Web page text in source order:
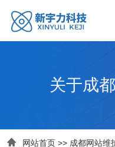
关于成
 网站首页 >> 成都网站维